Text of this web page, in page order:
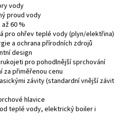
vody
proud vody
60 %
pro ohřev teplé vody (plyn/elektřina)
a ochrana přírodních zdrojů
design
pro pohodlnější sprchování
za přiměřenou cenu
závity (standardní vnější závit
hlavice
teplé vody, elektrický boiler i